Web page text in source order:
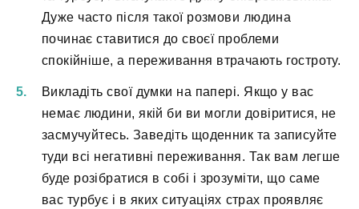
Дуже часто після такої розмови людина
починає ставитися до своєї проблеми
спокійніше, а переживання втрачають гостроту.
Викладіть свої думки на папері. Якщо у вас
немає людини, якій би ви могли довіритися, не
засмучуйтесь. Заведіть щоденник та записуйте
туди всі негативні переживання. Так вам легше
буде розібратися в собі і зрозуміти, що саме
вас турбує і в яких ситуаціях страх проявляє